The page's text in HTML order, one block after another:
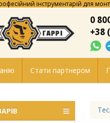
інструментарій для
0
+38
Стати партнером